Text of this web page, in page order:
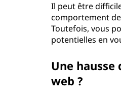
Il peut être
comportement
Toutefois, vous
potentielles en
Une
web ?